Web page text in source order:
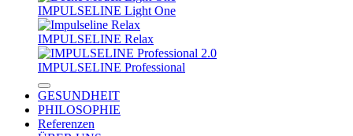
IMPULSELINE Light One
IMPULSELINE Relax
IMPULSELINE Professional
GESUNDHEIT
PHILOSOPHIE
Referenzen